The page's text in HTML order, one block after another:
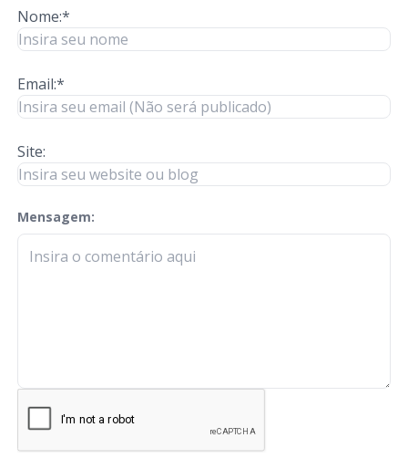
Nome:*
Email:*
Site:
Mensagem:
check-terms